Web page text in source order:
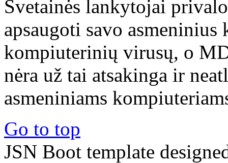
Svetainės lankytojai
apsaugoti savo
kompiuterinių virusų, o
nėra už tai atsakinga ir
asmeniniams
Go to top
JSN Boot template